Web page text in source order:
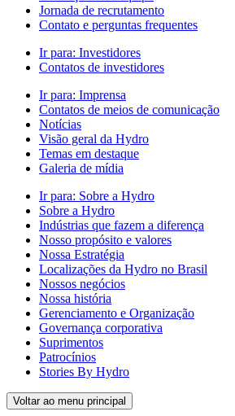
Jornada de recrutamento
Contato e perguntas frequentes
Ir para: Investidores
Contatos de investidores
Ir para: Imprensa
Contatos de meios de comunicação
Notícias
Visão geral da Hydro
Temas em destaque
Galeria de mídia
Ir para: Sobre a Hydro
Sobre a Hydro
Indústrias que fazem a diferença
Nosso propósito e valores
Nossa Estratégia
Localizações da Hydro no Brasil
Nossos negócios
Nossa história
Gerenciamento e Organização
Governança corporativa
Suprimentos
Patrocínios
Stories By Hydro
Voltar ao menu principal